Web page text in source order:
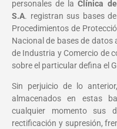
personales de laClínica
S.A. registran sus bases
Procedimientos de
Nacional de bases de
de Industria y Comercio de
sobre el particular defina el
Sin perjuicio de lo
almacenados en estas
cualquier momento sus
rectificación y supresión,